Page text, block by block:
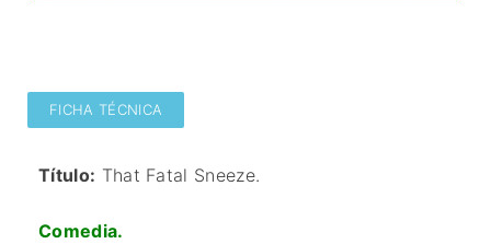
FICHA TÉCNICA
Título: That Fatal Sneeze.
Comedia.